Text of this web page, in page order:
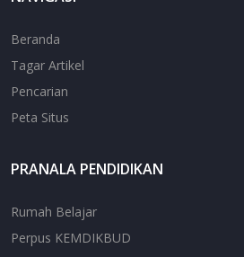
Beranda
Tagar Artikel
Pencarian
Peta Situs
PRANALA PENDIDIKAN
Rumah Belajar
Perpus KEMDIKBUD